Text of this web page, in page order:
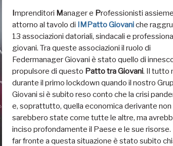
Imprenditori Manager e Professionisti assieme
attorno al tavolo di IMPatto Giovaniche
13 associazioni datoriali, sindacali e
giovani. Tra queste associazioni il ruolo di
Federmanager Giovani è stato quello di
propulsore di questo Patto tra Giovani. Il tutto
durante il primo lockdown quando il nostro
Giovani si è subito reso conto che la crisi
e, soprattutto, quella economica derivante non
sarebbero state come tutte le altre, ma
inciso profondamente il Paese e le sue risorse.
far fronte a questa situazione è stato subito